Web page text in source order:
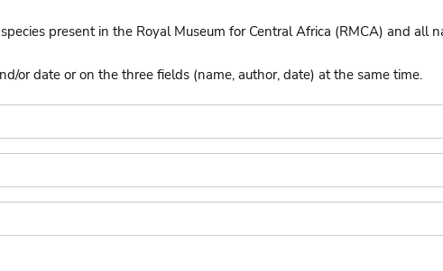
present in the Royal Museum for Central Africa (RMCA) and all
or date or on the three fields (name, author, date) at the same time.